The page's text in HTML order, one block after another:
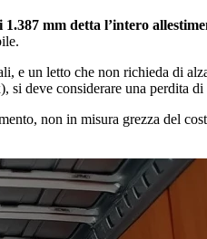
1.387 mm detta l’intero
e un letto che non richieda di
deve considerare una perdita
non in misura grezza del